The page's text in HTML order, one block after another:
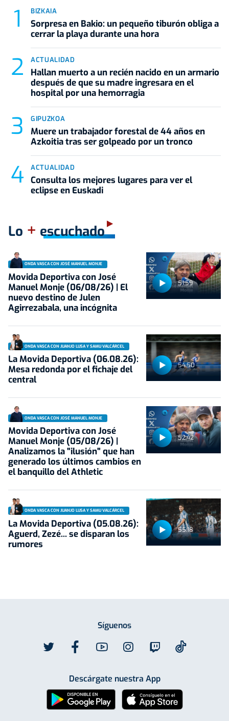
BIZKAIA
Sorpresa en Bakio: un pequeño tiburón obliga a
cerrar la playa durante una hora
ACTUALIDAD
Hallan muerto a un recién nacido en un armario
después de que su madre ingresara en el
hospital por una hemorragia
GIPUZKOA
Muere un trabajador forestal de 44 años en
Azkoitia tras ser golpeado por un tronco
ACTUALIDAD
Consulta los mejores lugares para ver el
eclipse en Euskadi
Lo + escuchado
51:59
ONDA VASCA CON JOSÉ MANUEL MONJE
Movida Deportiva con José
Manuel Monje (06/08/26) | El
nuevo destino de Julen
Agirrezabala, una incógnita
54:50
ONDA VASCA CON JUANJO LUSA Y SAMU VALCÁRCEL
La Movida Deportiva (06.08.26):
Mesa redonda por el fichaje del
central
52:42
ONDA VASCA CON JOSÉ MANUEL MONJE
Movida Deportiva con José
Manuel Monje (05/08/26) |
Analizamos la "ilusión" que han
generado los últimos cambios en
el banquillo del Athletic
55:18
ONDA VASCA CON JUANJO LUSA Y SAMU VALCÁRCEL
La Movida Deportiva (05.08.26):
Aguerd, Zezé... se disparan los
rumores
Síguenos
Descárgate nuestra App